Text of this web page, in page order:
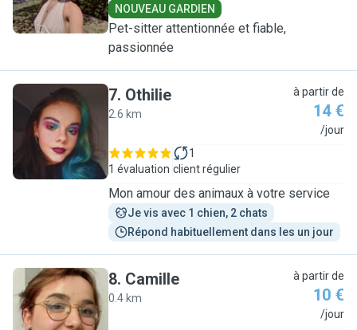
NOUVEAU GARDIEN
Pet-sitter attentionnée et fiable,
passionnée
O
7. Othilie
2.6 km
à partir de
14 €
/jour
1 évaluation
1
client régulier
Mon amour des animaux à votre service
Je vis avec 1 chien, 2 chats
Répond habituellement dans les un jour
C
8. Camille
0.4 km
à partir de
10 €
/jour